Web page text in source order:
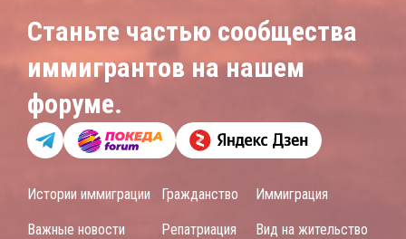
Станьте частью сообщества
иммигрантов на нашем
форуме.
Истории иммиграции
Важные новости
Гражданство
Репатриация
Иммиграция
Вид на жительство